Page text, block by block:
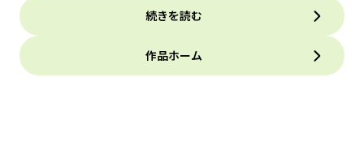
続きを読む
作品ホーム